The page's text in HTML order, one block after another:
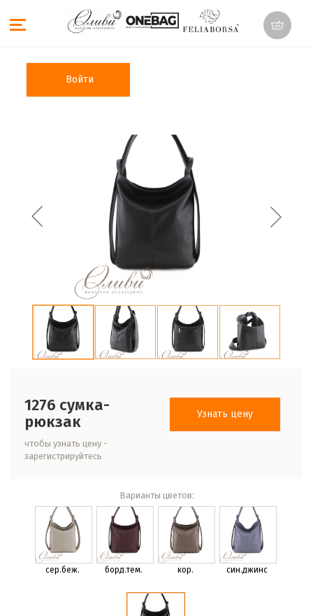
Войти
1276 сумка-
рюкзак
чтобы узнать цену -
зарегистрируйтесь
Узнать цену
Варианты цветов:
сер.беж. борд.тем. кор. син.джинс